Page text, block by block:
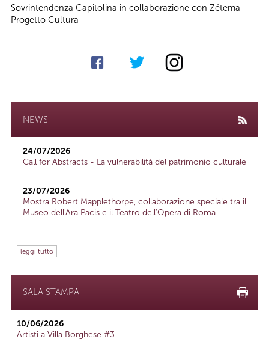
Sovrintendenza Capitolina in collaborazione con Zétema
Progetto Cultura
NEWS
24/07/2026
Call for Abstracts - La vulnerabilità del patrimonio culturale
23/07/2026
Mostra Robert Mapplethorpe, collaborazione speciale tra il
Museo dell'Ara Pacis e il Teatro dell'Opera di Roma
leggi tutto
SALA STAMPA
10/06/2026
Artisti a Villa Borghese #3